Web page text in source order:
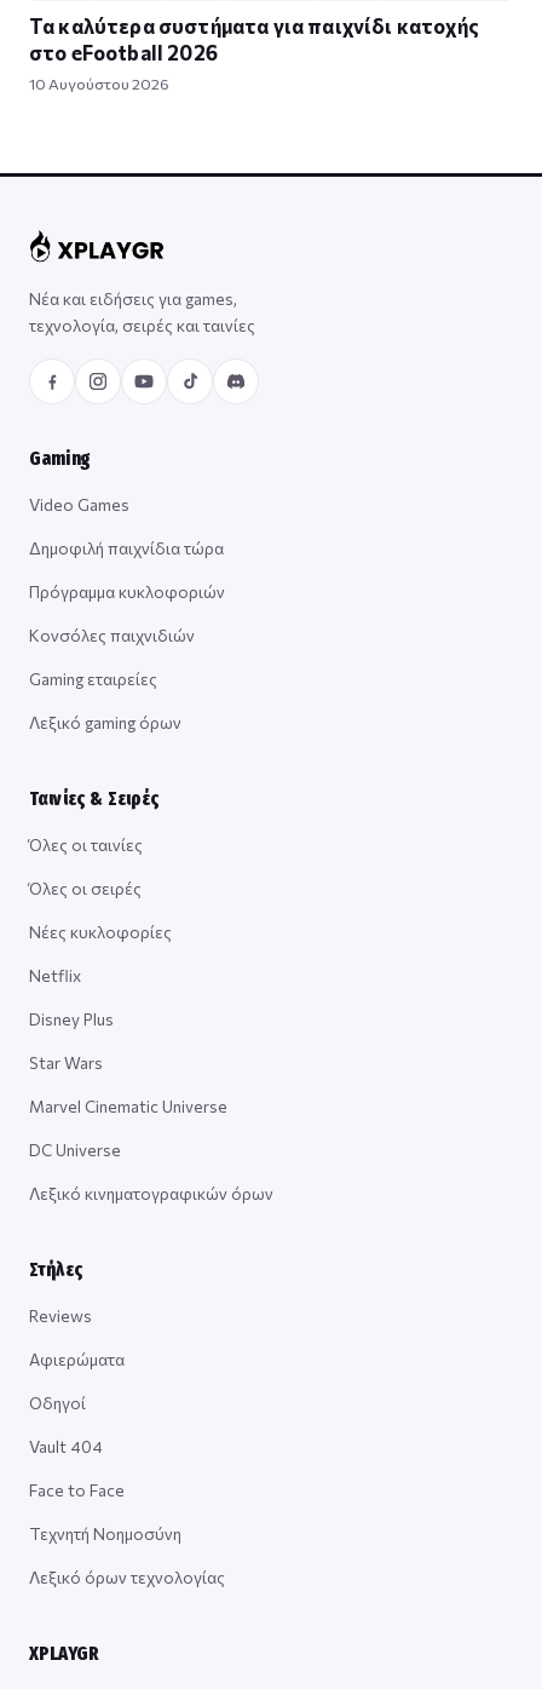
Τα καλύτερα συστήματα για παιχνίδι κατοχής
στο eFootball 2026
10 Αυγούστου 2026
Νέα και ειδήσεις για games,
τεχνολογία, σειρές και ταινίες
Gaming
Video Games
Δημοφιλή παιχνίδια τώρα
Πρόγραμμα κυκλοφοριών
Κονσόλες παιχνιδιών
Gaming εταιρείες
Λεξικό gaming όρων
Ταινίες & Σειρές
Όλες οι ταινίες
Όλες οι σειρές
Νέες κυκλοφορίες
Netflix
Disney Plus
Star Wars
Marvel Cinematic Universe
DC Universe
Λεξικό κινηματογραφικών όρων
Στήλες
Reviews
Αφιερώματα
Οδηγοί
Vault 404
Face to Face
Τεχνητή Νοημοσύνη
Λεξικό όρων τεχνολογίας
XPLAYGR